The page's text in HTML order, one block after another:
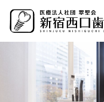
ン
ー